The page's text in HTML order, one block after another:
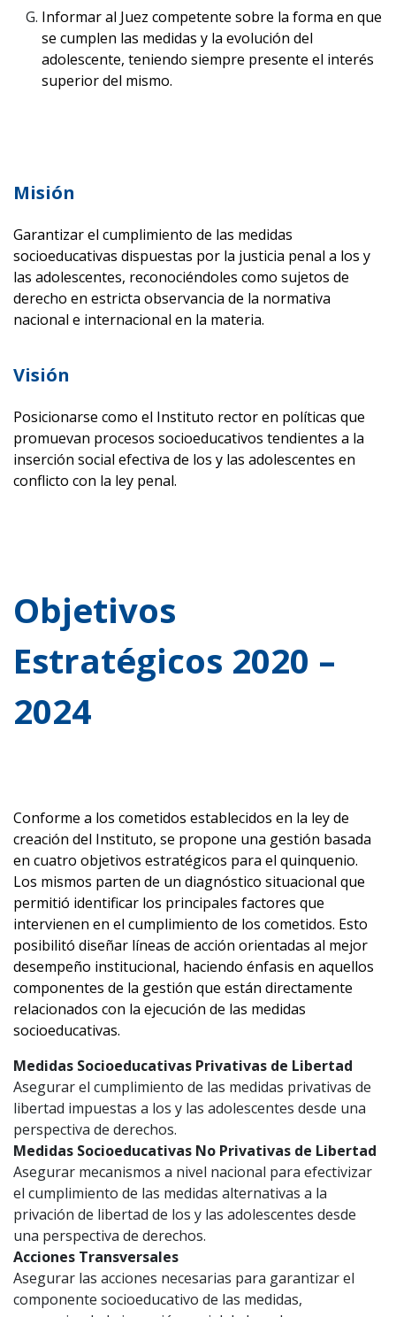
Informar al Juez competente sobre la forma en que
se cumplen las medidas y la evolución del
adolescente, teniendo siempre presente el interés
superior del mismo.
Misión
Garantizar el cumplimiento de las medidas
socioeducativas dispuestas por la justicia penal a los y
las adolescentes, reconociéndoles como sujetos de
derecho en estricta observancia de la normativa
nacional e internacional en la materia.
Visión
Posicionarse como el Instituto rector en políticas que
promuevan procesos socioeducativos tendientes a la
inserción social efectiva de los y las adolescentes en
conflicto con la ley penal.
Objetivos
Estratégicos 2020 –
2024
Conforme a los cometidos establecidos en la ley de
creación del Instituto, se propone una gestión basada
en cuatro objetivos estratégicos para el quinquenio.
Los mismos parten de un diagnóstico situacional que
permitió identificar los principales factores que
intervienen en el cumplimiento de los cometidos. Esto
posibilitó diseñar líneas de acción orientadas al mejor
desempeño institucional, haciendo énfasis en aquellos
componentes de la gestión que están directamente
relacionados con la ejecución de las medidas
socioeducativas.
Medidas Socioeducativas Privativas de Libertad
Asegurar el cumplimiento de las medidas privativas de
libertad impuestas a los y las adolescentes desde una
perspectiva de derechos.
Medidas Socioeducativas No Privativas de Libertad
Asegurar mecanismos a nivel nacional para efectivizar
el cumplimiento de las medidas alternativas a la
privación de libertad de los y las adolescentes desde
una perspectiva de derechos.
Acciones Transversales
Asegurar las acciones necesarias para garantizar el
componente socioeducativo de las medidas,